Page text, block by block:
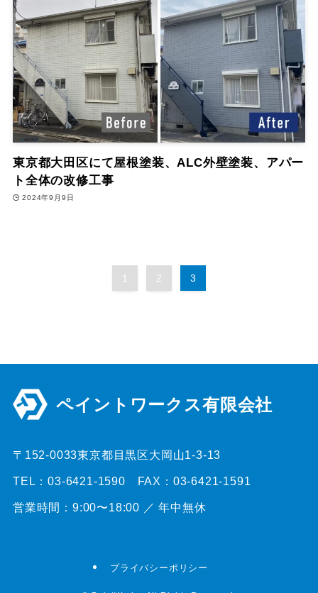
東京都大田区にて屋根塗装、ALC外壁塗装、アパー
ト全体の改修工事
2024年9月9日
1 2 3
ペイントワークス有限会社
〒152-0033東京都目黒区大岡山1-3-13
TEL：03-6421-1590 FAX：03-6421-1591
営業時間：9:00〜18:00 ／ 年中無休
プライバシーポリシー